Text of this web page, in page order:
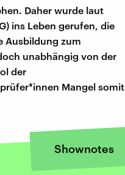
Daher wurde laut
ins Leben gerufen, die
Ausbildung zum
unabhängig von der
der
Mangel somit
Shownotes